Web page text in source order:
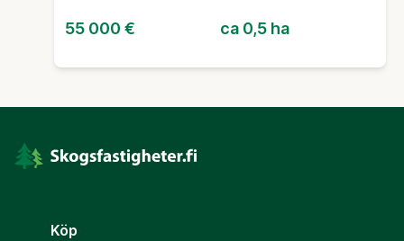
55 000 € ca 0,5 ha
Köp